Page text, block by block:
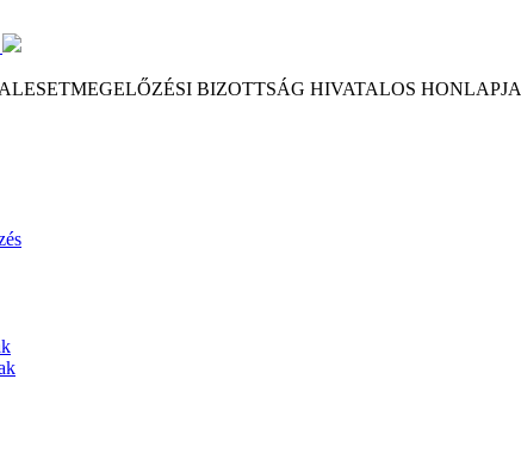
BIZOTTSÁG HIVATALOS HONLAPJA